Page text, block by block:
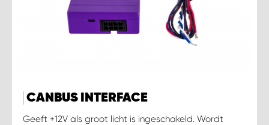
CANBUS INTERFACE
Geeft +12V als groot licht is ingeschakeld. Wordt